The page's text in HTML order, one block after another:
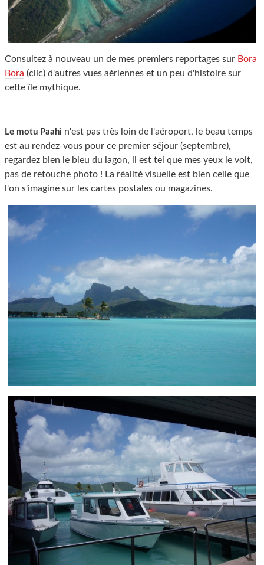
Consultez à nouveau un de mes premiers reportages sur Bora
Bora (clic) d'autres vues aériennes et un peu d'histoire sur
cette île mythique.
Le motu Paahi n'est pas très loin de l'aéroport, le beau temps
est au rendez-vous pour ce premier séjour (septembre),
regardez bien le bleu du lagon, il est tel que mes yeux le voit,
pas de retouche photo ! La réalité visuelle est bien celle que
l'on s'imagine sur les cartes postales ou magazines.